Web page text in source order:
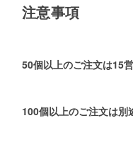
注意事項
50個以上のご注文は15
100個以上のご注文は別